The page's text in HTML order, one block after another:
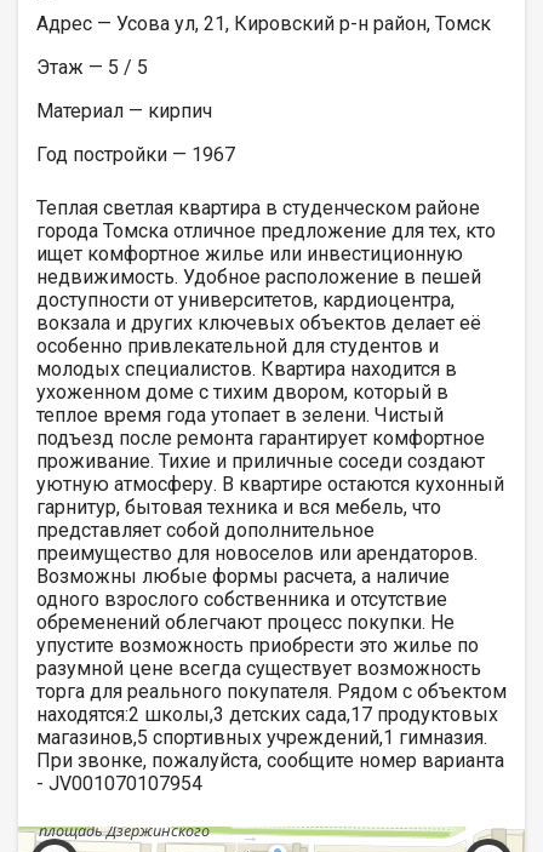
Адрес — Усова ул, 21, Кировский р-н район, Томск
Этаж — 5 / 5
Материал — кирпич
Год постройки — 1967
Теплая светлая квартира в студенческом районе
города Томска отличное предложение для тех, кто
ищет комфортное жилье или инвестиционную
недвижимость. Удобное расположение в пешей
доступности от университетов, кардиоцентра,
вокзала и других ключевых объектов делает её
особенно привлекательной для студентов и
молодых специалистов. Квартира находится в
ухоженном доме с тихим двором, который в
теплое время года утопает в зелени. Чистый
подъезд после ремонта гарантирует комфортное
проживание. Тихие и приличные соседи создают
уютную атмосферу. В квартире остаются кухонный
гарнитур, бытовая техника и вся мебель, что
представляет собой дополнительное
преимущество для новоселов или арендаторов.
Возможны любые формы расчета, а наличие
одного взрослого собственника и отсутствие
обременений облегчают процесс покупки. Не
упустите возможность приобрести это жилье по
разумной цене всегда существует возможность
торга для реального покупателя. Рядом с объектом
находятся:2 школы,3 детских сада,17 продуктовых
магазинов,5 спортивных учреждений,1 гимназия.
При звонке, пожалуйста, сообщите номер варианта
- JV001070107954